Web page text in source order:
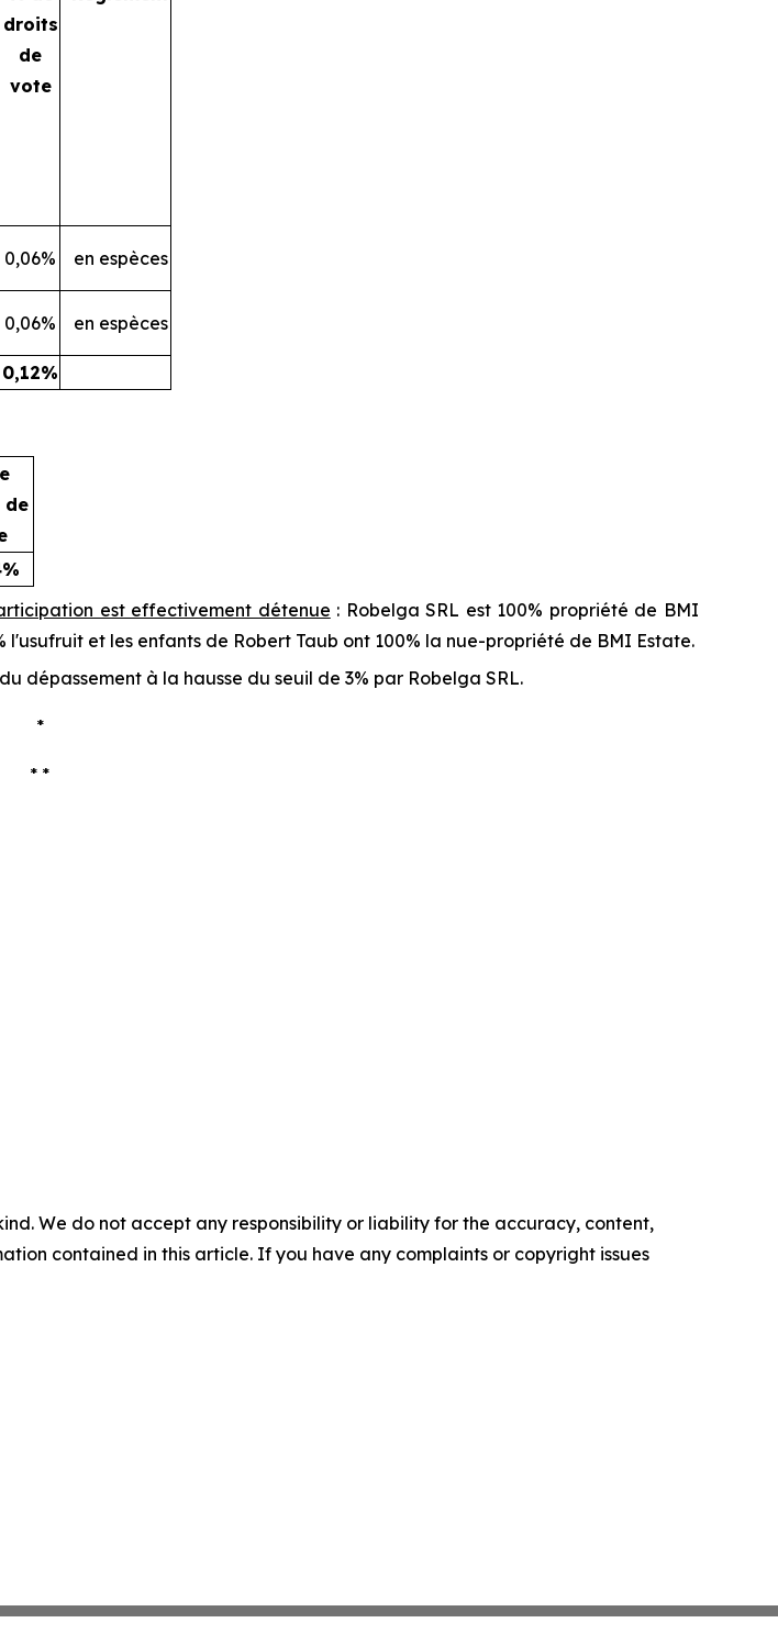
droits
de
vote
0,06% en espèces
0,06% en espèces
0,12%
de
est effectivement détenue : Robelga SRL est 100% propriété de BMI
et les enfants de Robert Taub ont 100% la nue-propriété de BMI Estate.
dépassement à la hausse du seuil de 3% par Robelga SRL.
*
* *
We do not accept any responsibility or liability for the accuracy, content,
contained in this article. If you have any complaints or copyright issues